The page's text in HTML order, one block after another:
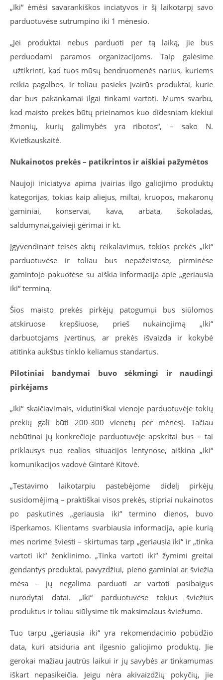
„Iki“ ėmėsi savarankiškos inciatyvos ir šį laikotarpį savo
parduotuvėse sutrumpino iki 1 mėnesio.
„Jei produktai nebus parduoti per tą laiką, jie bus
perduodami paramos organizacijoms. Taip galėsime
užtikrinti, kad tuos mūsų bendruomenės narius, kuriems
reikia pagalbos, ir toliau pasieks įvairūs produktai, kurie
dar bus pakankamai ilgai tinkami vartoti. Mums svarbu,
kad maisto prekės būtų prieinamos kuo didesniam kiekiui
žmonių, kurių galimybės yra ribotos“, – sako N.
Kvietkauskaitė.
Nukainotos prekės – patikrintos ir aiškiai pažymėtos
Naujoji iniciatyva apima įvairias ilgo galiojimo produktų
kategorijas, tokias kaip aliejus, miltai, kruopos, makaronų
gaminiai, konservai, kava, arbata, šokoladas,
saldumynai,gaivieji gėrimai ir kt.
Įgyvendinant teisės aktų reikalavimus, tokios prekės „Iki“
parduotuvėse ir toliau bus nepažeistose, pirminėse
gamintojo pakuotėse su aiškia informacija apie „geriausia
iki“ terminą.
Šios maisto prekės pirkėjų patogumui bus siūlomos
atskiruose krepšiuose, prieš nukainojimą „Iki“
darbuotojams įvertinus, ar prekės išvaizda ir kokybė
atitinka aukštus tinklo keliamus standartus.
Pilotiniai bandymai buvo sėkmingi ir naudingi
pirkėjams
„Iki“ skaičiavimais, vidutiniškai vienoje parduotuvėje tokių
prekių gali būti 200-300 vienetų per mėnesį. Tačiau
nebūtinai jų konkrečioje parduotuvėje apskritai bus – tai
priklausys nuo realios situacijos lentynose, aiškina „Iki“
komunikacijos vadovė Gintarė Kitovė.
„Testavimo laikotarpiu pastebėjome didelį pirkėjų
susidomėjimą – praktiškai visos prekės, stipriai nukainotos
po paskutinės „geriausia iki“ termino dienos, buvo
išperkamos. Klientams svarbiausia informacija, apie kurią
mes norime šviesti – skirtumas tarp „geriausia iki“ ir „tinka
vartoti iki“ ženklinimo. „Tinka vartoti iki“ žymimi greitai
gendantys produktai, pavyzdžiui, pieno gaminiai ar šviežia
mėsa – jų negalima parduoti ar vartoti pasibaigus
nurodytai datai. „Iki“ parduotuvėse tokius šviežius
produktus ir toliau siūlysime tik maksimalaus šviežumo.
Tuo tarpu „geriausia iki“ yra rekomendacinio pobūdžio
data, kuri atsiduria ant ilgesnio galiojimo produktų. Jie
gerokai mažiau jautrūs laikui ir jų savybės ar tinkamumas
iškart nepasikeičia. Jeigu nėra akivaizdžių pokyčių, jie